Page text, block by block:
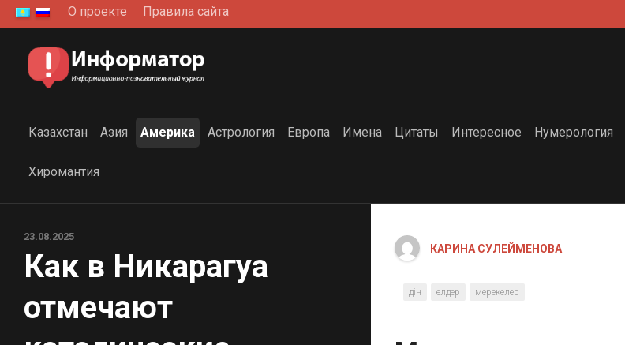
Перейти
к
содержанию
О проекте Правила сайта
Казахстан Азия Америка Астрология Европа Имена Цитаты Интересное Нумерология
Хиромантия
23.08.2025
Как в Никарагуа
отмечают
КАРИНА СУЛЕЙМЕНОВА
дін елдер мерекелер